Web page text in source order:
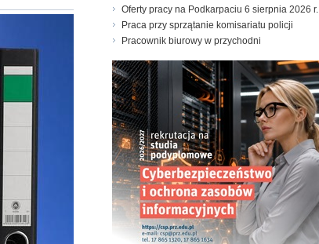
Oferty pracy na Podkarpaciu 6 sierpnia 2026 r.
Praca przy sprzątanie komisariatu policji
Pracownik biurowy w przychodni